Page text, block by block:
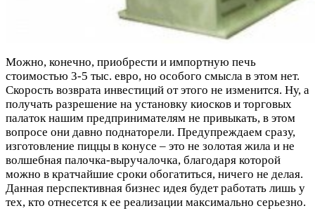
Можно, конечно, приобрести и импортную печь
стоимостью 3-5 тыс. евро, но особого смысла в этом нет.
Скорость возврата инвестиций от этого не изменится. Ну, а
получать разрешение на установку киосков и торговых
палаток нашим предпринимателям не привыкать, в этом
вопросе они давно поднаторели. Предупреждаем сразу,
изготовление пиццы в конусе – это не золотая жила и не
волшебная палочка-выручалочка, благодаря которой
можно в кратчайшие сроки обогатиться, ничего не делая.
Данная перспективная бизнес идея будет работать лишь у
тех, кто отнесется к ее реализации максимально серьезно.